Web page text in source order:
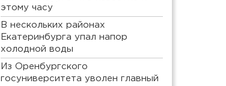
этому часу
В нескольких районах
Екатеринбурга упал напор
холодной воды
Из Оренбургского
госуниверситета уволен главный